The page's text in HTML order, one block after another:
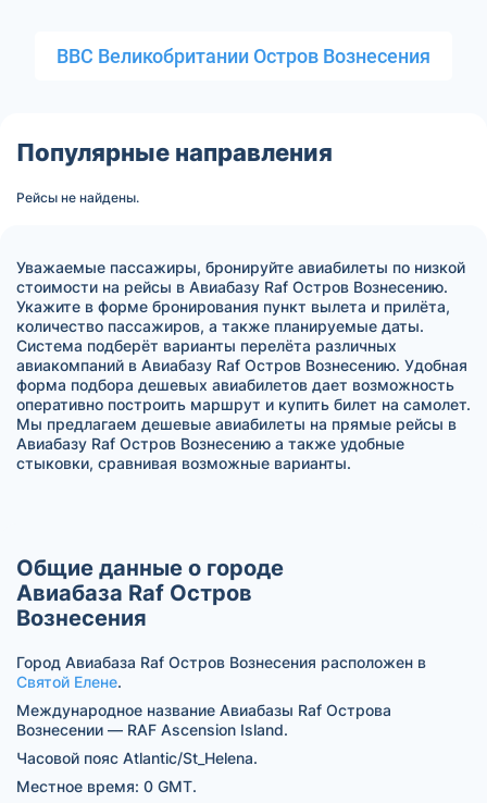
ВВС Великобритании Остров Вознесения
Популярные направления
Рейсы не найдены.
Уважаемые пассажиры, бронируйте авиабилеты по низкой
стоимости на рейсы в Авиабазу Raf Остров Вознесению.
Укажите в форме бронирования пункт вылета и прилёта,
количество пассажиров, а также планируемые даты.
Система подберёт варианты перелёта различных
авиакомпаний в Авиабазу Raf Остров Вознесению. Удобная
форма подбора дешевых авиабилетов дает возможность
оперативно построить маршрут и купить билет на самолет.
Мы предлагаем дешевые авиабилеты на прямые рейсы в
Авиабазу Raf Остров Вознесению а также удобные
стыковки, сравнивая возможные варианты.
Общие данные о городе
Авиабаза Raf Остров
Вознесения
Город Авиабаза Raf Остров Вознесения расположен в
Святой Елене.
Международное название Авиабазы Raf Острова
Вознесении — RAF Ascension Island.
Часовой пояс Atlantic/St_Helena.
Местное время: 0 GMT.